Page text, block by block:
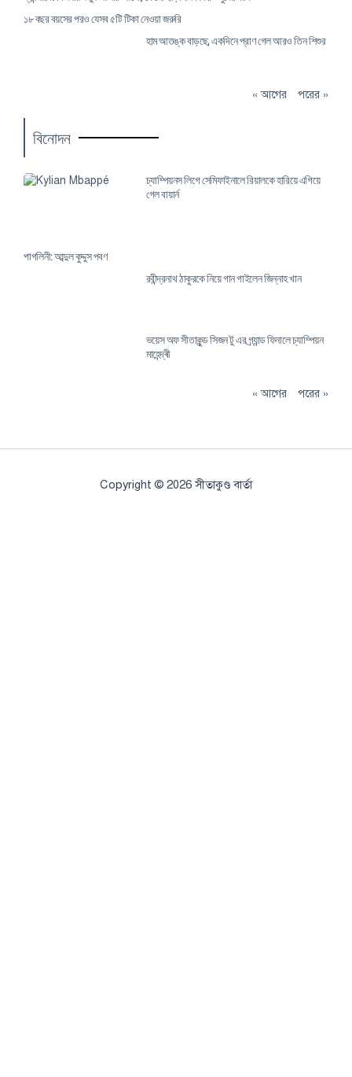
১৮ বছর বয়সের পরও যেসব ৫টি টিকা নেওয়া জরুরি
হাম আতঙ্ক বাড়ছে, একদিনে প্রাণ গেল আরও তিন শিশুর
« আগের পরের »
বিনোদন
চ্যাম্পিয়নস লিগে সেমিফাইনালে রিয়ালকে হারিয়ে এগিয়ে
গেল বায়ার্ন
পাগলিনী: আব্দুল কুদ্দুস পবণ
রবীন্দ্রনাথ ঠাকুরকে নিয়ে গান গাইলেন জিন্নাহ খান
ভয়েস অফ সীতাকুন্ড সিজন টু এর গ্র্যান্ড ফিনালে চ্যাম্পিয়ন
মাহেন্দ্ৰী
« আগের পরের »
Copyright © 2026 সীতাকুণ্ড বার্তা